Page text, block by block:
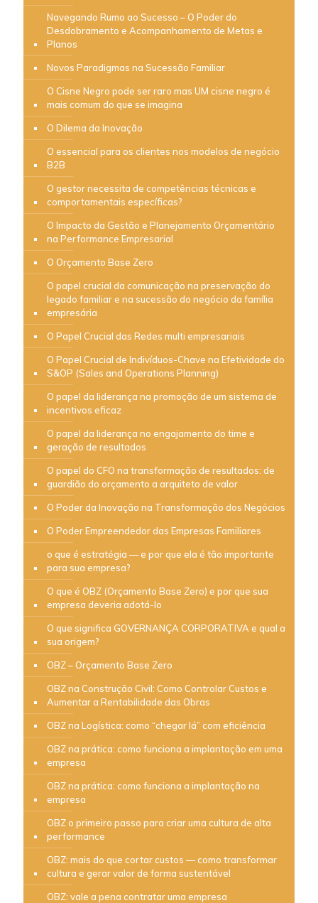
Navegando Rumo ao Sucesso – O Poder do
Desdobramento e Acompanhamento de Metas e
Planos
Novos Paradigmas na Sucessão Familiar
O Cisne Negro pode ser raro mas UM cisne negro é
mais comum do que se imagina
O Dilema da Inovação
O essencial para os clientes nos modelos de negócio
B2B
O gestor necessita de competências técnicas e
comportamentais específicas?
O Impacto da Gestão e Planejamento Orçamentário
na Performance Empresarial
O Orçamento Base Zero
O papel crucial da comunicação na preservação do
legado familiar e na sucessão do negócio da família
empresária
O Papel Crucial das Redes multi empresariais
O Papel Crucial de Indivíduos-Chave na Efetividade do
S&OP (Sales and Operations Planning)
O papel da liderança na promoção de um sistema de
incentivos eficaz
O papel da liderança no engajamento do time e
geração de resultados
O papel do CFO na transformação de resultados: de
guardião do orçamento a arquiteto de valor
O Poder da Inovação na Transformação dos Negócios
O Poder Empreendedor das Empresas Familiares
o que é estratégia — e por que ela é tão importante
para sua empresa?
O que é OBZ (Orçamento Base Zero) e por que sua
empresa deveria adotá-lo
O que significa GOVERNANÇA CORPORATIVA e qual a
sua origem?
OBZ – Orçamento Base Zero
OBZ na Construção Civil: Como Controlar Custos e
Aumentar a Rentabilidade das Obras
OBZ na Logística: como “chegar lá” com eficiência
OBZ na prática: como funciona a implantação em uma
empresa
OBZ na prática: como funciona a implantação na
empresa
OBZ o primeiro passo para criar uma cultura de alta
performance
OBZ: mais do que cortar custos — como transformar
cultura e gerar valor de forma sustentável
OBZ: vale a pena contratar uma empresa